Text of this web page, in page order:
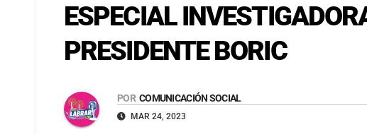
ESPECIAL
PRESIDENTE BORIC
POR COMUNICACIÓN SOCIAL
MAR 24, 2023